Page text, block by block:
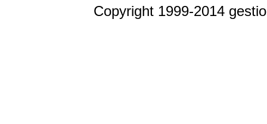
Copyright 1999-2014